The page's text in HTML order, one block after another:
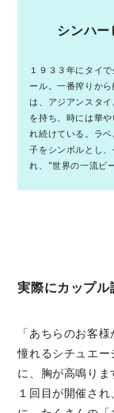
シンハー
１９３３年にタイ
ール。一番搾りか
は、アジアンスタ
を持ち、時には華
れ続けている。ラ
子をシンボルとし
れ、“世界の一流ビ
実際にカップル
「あちらのお客
憧れるシチュエー
に、胸が高鳴り
１回目が開催さ